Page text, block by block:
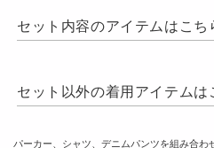
セット内容のアイテムはこち
セット以外の着用アイテムは
パーカー、シャツ、デニムパンツを組み合わ